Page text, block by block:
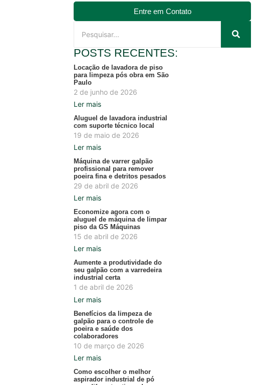
Entre em Contato
POSTS RECENTES:
Locação de lavadora de piso
para limpeza pós obra em São
Paulo
2 de junho de 2026
Ler mais
Aluguel de lavadora industrial
com suporte técnico local
19 de maio de 2026
Ler mais
Máquina de varrer galpão
profissional para remover
poeira fina e detritos pesados
29 de abril de 2026
Ler mais
Economize agora com o
aluguel de máquina de limpar
piso da GS Máquinas
15 de abril de 2026
Ler mais
Aumente a produtividade do
seu galpão com a varredeira
industrial certa
1 de abril de 2026
Ler mais
Benefícios da limpeza de
galpão para o controle de
poeira e saúde dos
colaboradores
10 de março de 2026
Ler mais
Como escolher o melhor
aspirador industrial de pó